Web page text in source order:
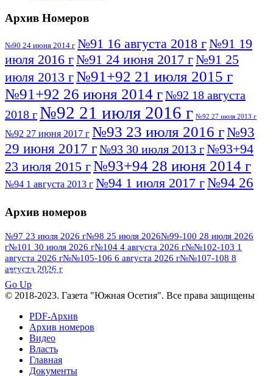
Архив Номеров
№90 24 июня 2014 г №91 16 августа 2018 г№91 19
июля 2016 г№91 24 июня 2017 г№91 25
июля 2013 г№91+92 21 июля 2015 г
№91+92 26 июня 2014 г№92 18 августа
2018 г№92 21 июля 2016 г №92 27 июля 2013 г
№92 27 июня 2017 г №93 23 июля 2016 г№93
29 июня 2017 г№93 30 июля 2013 г№93+94
23 июля 2015 г№93+94 28 июня 2014 г
№94 1 августа 2013 г №94 1 июля 2017 г№94 26
№95 7 августа 2012 г
№95 28 июля 2016 г №95+96 3 августа
2013 г№96 6 июля 2017 г№96 9 августа
2012 г №96 28 июля 2015 г
№96+97 30 июля 2016 г
№97 11 августа 2012 г
№97 30 июля 2015 г
№98 2 августа 2016 г
августа 2013 г
Архив номеров
№97 23 июля 2026 г№98 25 июля 2026№99-100 28 июля 2026
г№101 30 июля 2026 г№104 4 августа 2026 г№№102-103 1
августа 2026 г№№105-106 6 августа 2026 г№№107-108 8
августа 2026 г
ПОСМОТРЕТЬ ВСЕ
Go Up
© 2018-2023. Газета "Южная Осетия". Все права защищены
PDF-Архив
Архив номеров
Видео
Власть
Главная
Документы